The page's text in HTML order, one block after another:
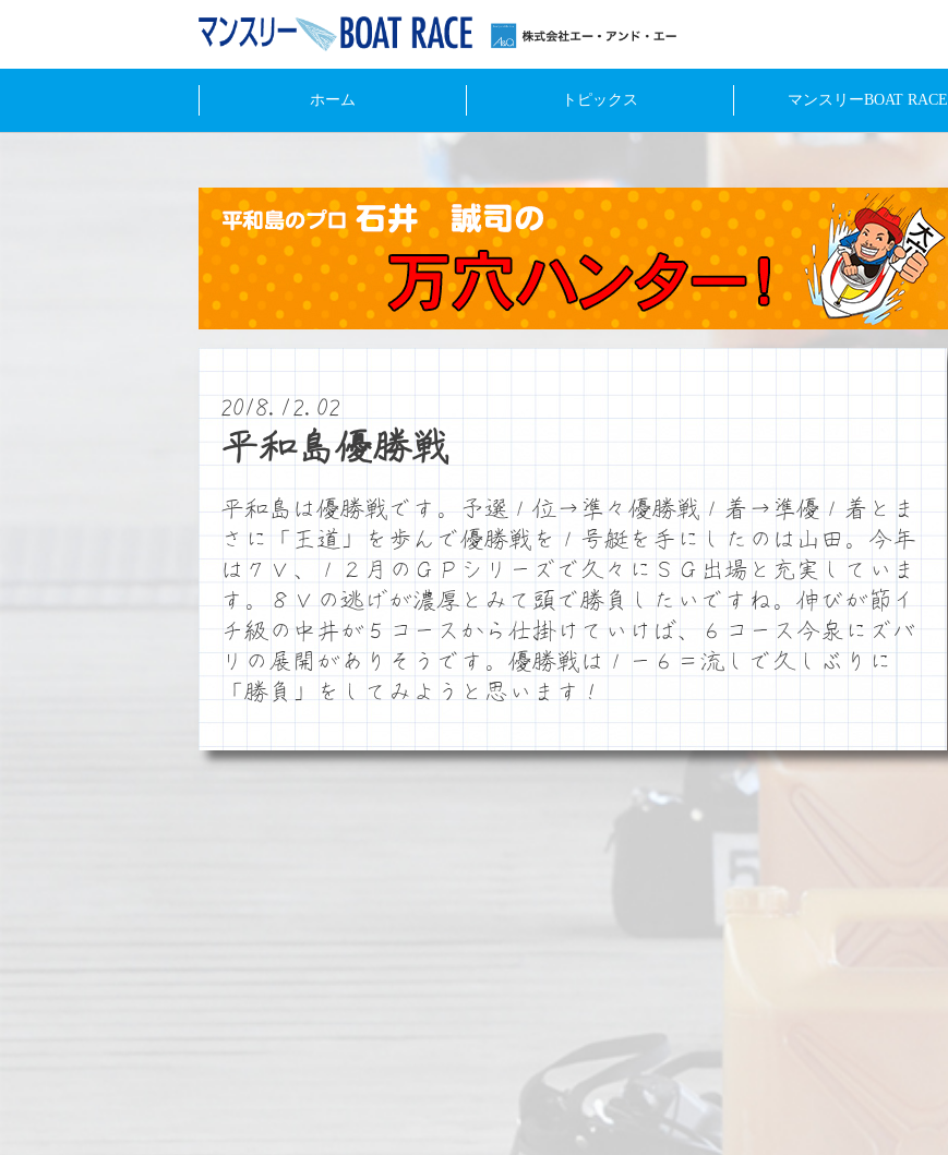
ホーム トピックス マンスリーBOAT RACE
2018.12.02
平和島優勝戦
平和島は優勝戦です。予選１位→準々優勝戦１着→準優１着とま
さに「王道」を歩んで優勝戦を１号艇を手にしたのは山田。今年
は７Ｖ、１２月のＧＰシリーズで久々にＳＧ出場と充実していま
す。８Ｖの逃げが濃厚とみて頭で勝負したいですね。伸びが節イ
チ級の中井が５コースから仕掛けていけば、６コース今泉にズバ
リの展開がありそうです。優勝戦は１ー６＝流しで久しぶりに
「勝負」をしてみようと思います！